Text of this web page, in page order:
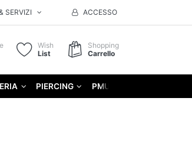
SERVIZI ACCESSO
Wish
List
Shopping
Carrello
PIERCING PMU